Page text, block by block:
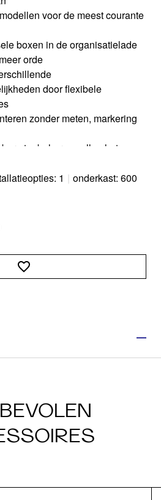
voor de meest courante
boxen in de organisatielade
orde
door flexibele
zonder meten, markering
toebehoren vullen het
hoogwaardig aluminium
1 | onderkast: 600